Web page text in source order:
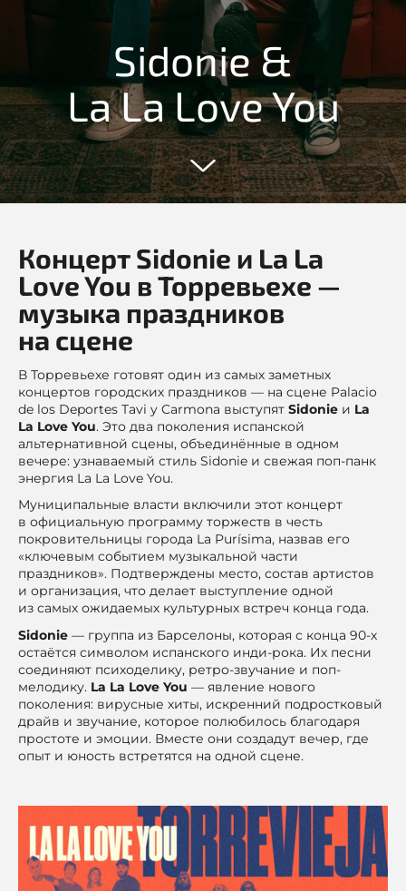
Sidonie &
La La Love You
Концерт Sidonie и La La
Love You в Торревьехе —
музыка праздников
на сцене
В Торревьехе готовят один из самых заметных
концертов городских праздников — на сцене Palacio
de los Deportes Tavi y Carmona выступят Sidonie и La
La Love You. Это два поколения испанской
альтернативной сцены, объединённые в одном
вечере: узнаваемый стиль Sidonie и свежая поп-панк
энергия La La Love You.
Муниципальные власти включили этот концерт
в официальную программу торжеств в честь
покровительницы города La Purísima, назвав его
«ключевым событием музыкальной части
праздников». Подтверждены место, состав артистов
и организация, что делает выступление одной
из самых ожидаемых культурных встреч конца года.
Sidonie — группа из Барселоны, которая с конца 90-х
остаётся символом испанского инди-рока. Их песни
соединяют психоделику, ретро-звучание и поп-
мелодику. La La Love You — явление нового
поколения: вирусные хиты, искренний подростковый
драйв и звучание, которое полюбилось благодаря
простоте и эмоции. Вместе они создадут вечер, где
опыт и юность встретятся на одной сцене.